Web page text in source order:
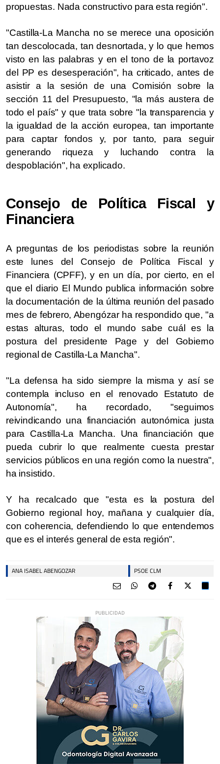
propuestas. Nada constructivo para esta región".
"Castilla-La Mancha no se merece una oposición
tan descolocada, tan desnortada, y lo que hemos
visto en las palabras y en el tono de la portavoz
del PP es desesperación", ha criticado, antes de
asistir a la sesión de una Comisión sobre la
sección 11 del Presupuesto, "la más austera de
todo el país" y que trata sobre "la transparencia y
la igualdad de la acción europea, tan importante
para captar fondos y, por tanto, para seguir
generando riqueza y luchando contra la
despoblación", ha explicado.
Consejo de Política Fiscal y
Financiera
A preguntas de los periodistas sobre la reunión
este lunes del Consejo de Política Fiscal y
Financiera (CPFF), y en un día, por cierto, en el
que el diario El Mundo publica información sobre
la documentación de la última reunión del pasado
mes de febrero, Abengózar ha respondido que, "a
estas alturas, todo el mundo sabe cuál es la
postura del presidente Page y del Gobierno
regional de Castilla-La Mancha".
"La defensa ha sido siempre la misma y así se
contempla incluso en el renovado Estatuto de
Autonomía", ha recordado, "seguimos
reivindicando una financiación autonómica justa
para Castilla-La Mancha. Una financiación que
pueda cubrir lo que realmente cuesta prestar
servicios públicos en una región como la nuestra",
ha insistido.
Y ha recalcado que "esta es la postura del
Gobierno regional hoy, mañana y cualquier día,
con coherencia, defendiendo lo que entendemos
que es el interés general de esta región".
ANA ISABEL ABENGOZAR PSOE CLM